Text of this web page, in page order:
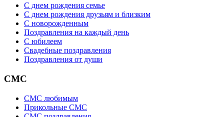
С днем рождения семье
С днем рождения друзьям и близким
C новорожденным
Поздравления на каждый день
С юбилеем
Свадебные поздравления
Поздравления от души
СМС
СМС любимым
Прикольные СМС